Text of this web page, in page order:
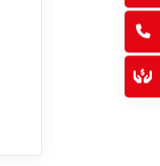
Finnla…